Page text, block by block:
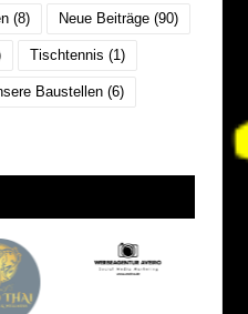
(8) Neue Beiträge(90)
Tischtennis (1)
Baustellen(6)